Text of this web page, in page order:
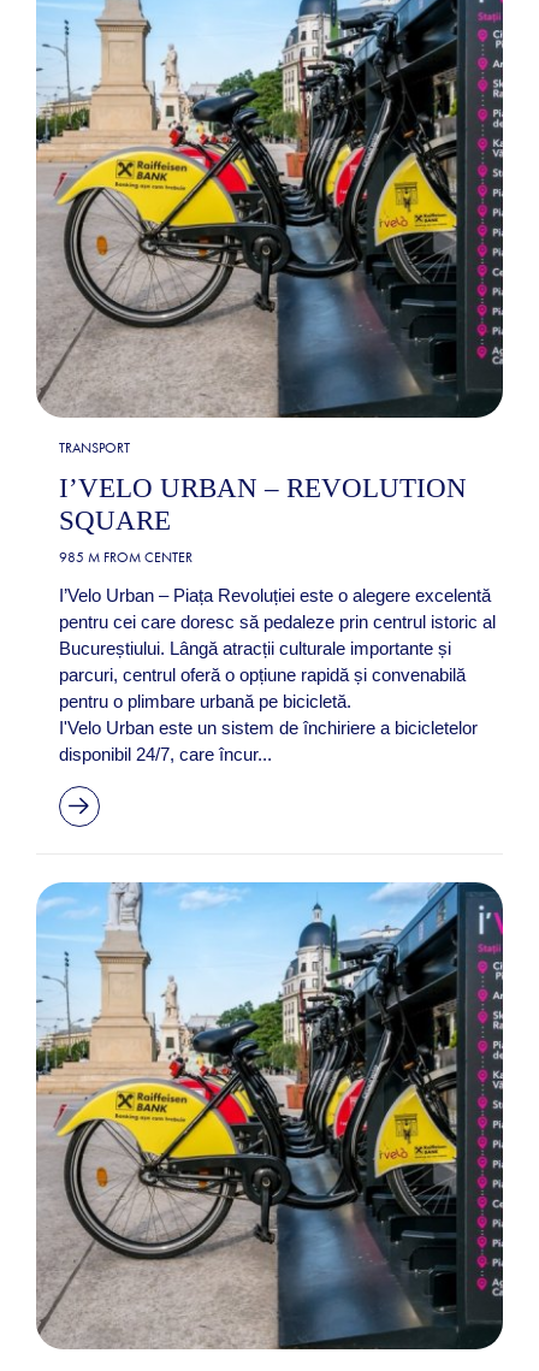
TRANSPORT
I’VELO URBAN – REVOLUTION
SQUARE
985 M FROM CENTER
I’Velo Urban – Piața Revoluției este o alegere excelentă
pentru cei care doresc să pedaleze prin centrul istoric al
Bucureștiului. Lângă atracții culturale importante și
parcuri, centrul oferă o opțiune rapidă și convenabilă
pentru o plimbare urbană pe bicicletă.
I'Velo Urban este un sistem de închiriere a bicicletelor
disponibil 24/7, care încur...